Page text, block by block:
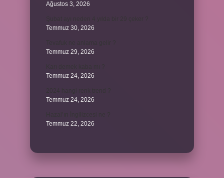
Ağustos 3, 2026
Temmuz 30, 2026
Temmuz 29, 2026
Temmuz 24, 2026
Temmuz 24, 2026
Temmuz 22, 2026